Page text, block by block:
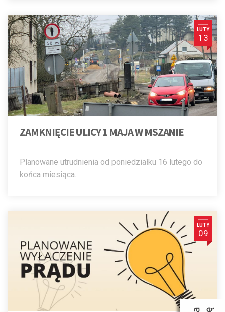
LUTY
13
ZAMKNIĘCIE ULICY 1 MAJA W MSZANIE
Planowane utrudnienia od poniedziałku 16 lutego do
końca miesiąca.
LUTY
09